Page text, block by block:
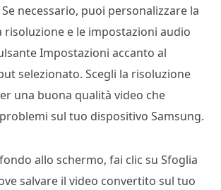
Se necessario, puoi personalizzare la
risoluzione e le impostazioni audio
Impostazioni accanto al
selezionato. Scegli la risoluzione
una buona qualità video che
sul tuo dispositivo Samsung.
allo schermo, fai clic su Sfoglia
salvare il video convertito sul tuo